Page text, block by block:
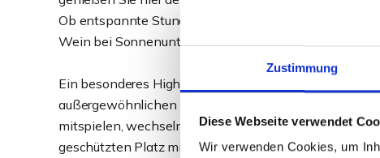
Zustimmung
Diese Webseite verwendet
Wir verwenden Cookies, um
Ob entspannte Stunden mit einem guten Buch,
Wein bei Sonnenuntergang - diese Dachterrasse
Ein besonderes Highlight ist der herrliche Blick auf
außergewöhnlichen Immobilie ihren ganz eigenen
mitspielen, wechseln Sie einfach in den großzügigen
geschützten Platz mit herrlichem Ausblick bietet.